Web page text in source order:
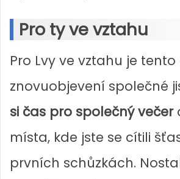
Pro ty ve vztahu
Pro Lvy ve vztahu je
znovuobjevení společné
si čas pro společný večer
místa, kde jste se cítili
prvních schůzkách.